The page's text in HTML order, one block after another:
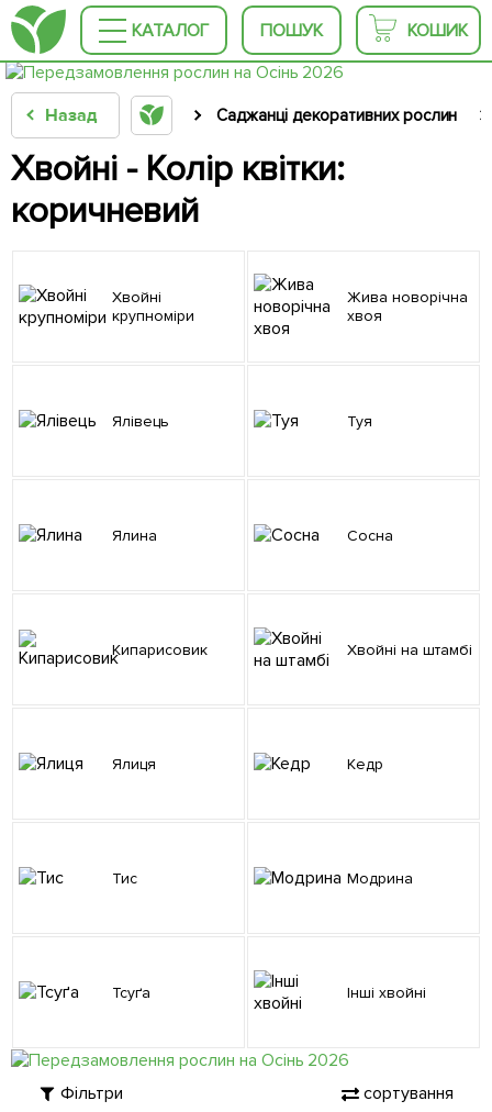
КАТАЛОГ ПОШУК КОШИК
Назад Саджанці декоративних рослин
Хвойні - Колір квітки:
коричневий
Хвойні
крупноміри
Жива новорічна
хвоя
Ялівець Туя
Ялина Сосна
Кипарисовик Хвойні на штамбі
Ялиця Кедр
Тис Модрина
Тсуґа Інші хвойні
Фільтри сортування